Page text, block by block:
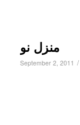
منزل نو
September 2, 2011 /